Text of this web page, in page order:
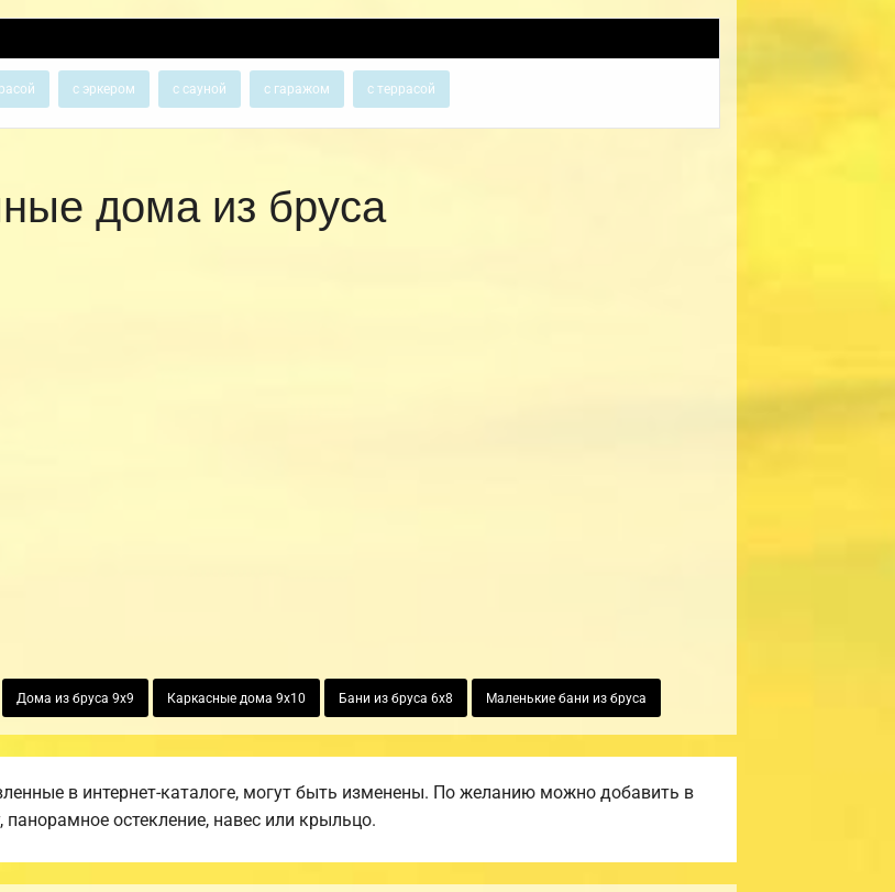
с эркером с сауной с гаражом с террасой
дома из бруса
Дома из бруса 9х9 Каркасные дома 9х10 Бани из бруса 6х8 Маленькие бани из бруса
в интернет-каталоге, могут быть изменены. По желанию можно добавить в
панорамное остекление, навес или крыльцо.